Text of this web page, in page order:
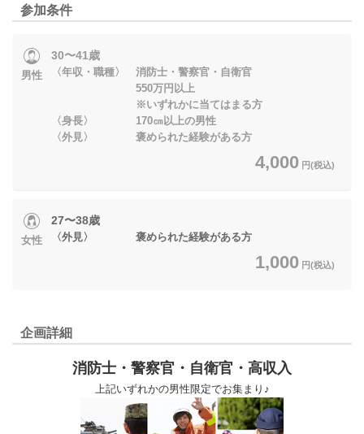
参加条件
男性
30〜41歳
〈年収・職種〉 消防士・警察官・自衛官
550万円以上
※いずれかに当てはまる方
〈身長〉 170㎝以上の男性
〈外見〉 褒められた経験がある方
4,000 円(税込)
女性
27〜38歳
〈外見〉 褒められた経験がある方
1,000 円(税込)
企画詳細
消防士・警察官・自衛官・高収入
上記いずれかの男性限定でお集まり♪